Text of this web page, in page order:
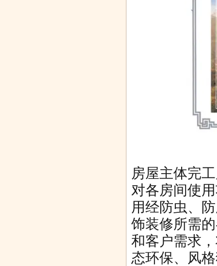
房屋主体完
对各房间使
用经防虫、
饰装修所需
和客户需求
态环保、风